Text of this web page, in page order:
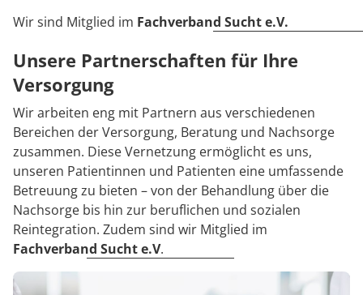
Wir sind Mitglied im Fachverband Sucht e.V.
Unsere Partnerschaften für Ihre
Versorgung
Wir arbeiten eng mit Partnern aus verschiedenen
Bereichen der Versorgung, Beratung und Nachsorge
zusammen. Diese Vernetzung ermöglicht es uns,
unseren Patientinnen und Patienten eine umfassende
Betreuung zu bieten – von der Behandlung über die
Nachsorge bis hin zur beruflichen und sozialen
Reintegration. Zudem sind wir Mitglied im
Fachverband Sucht e.V.